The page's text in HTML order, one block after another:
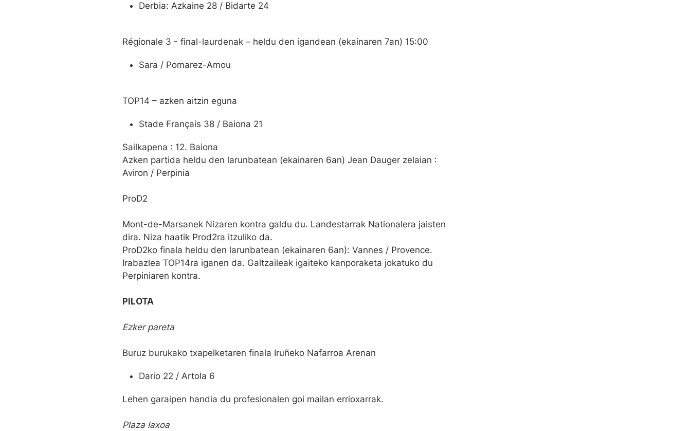
Derbia: Azkaine 28 / Bidarte 24
Régionale 3 - final-laurdenak – heldu den igandean (ekainaren 7an) 15:00
Sara / Pomarez-Amou
TOP14 – azken aitzin eguna
Stade Français 38 / Baiona 21
Sailkapena : 12. Baiona
Azken partida heldu den larunbatean (ekainaren 6an) Jean Dauger zelaian :
Aviron / Perpinia
ProD2
Mont-de-Marsanek Nizaren kontra galdu du. Landestarrak Nationalera jaisten
dira. Niza haatik Prod2ra itzuliko da.
ProD2ko finala heldu den larunbatean (ekainaren 6an): Vannes / Provence.
Irabazlea TOP14ra iganen da. Galtzaileak igaiteko kanporaketa jokatuko du
Perpiniaren kontra.
PILOTA
Ezker pareta
Buruz burukako txapelketaren finala Iruñeko Nafarroa Arenan
Dario 22 / Artola 6
Lehen garaipen handia du profesionalen goi mailan errioxarrak.
Plaza laxoa